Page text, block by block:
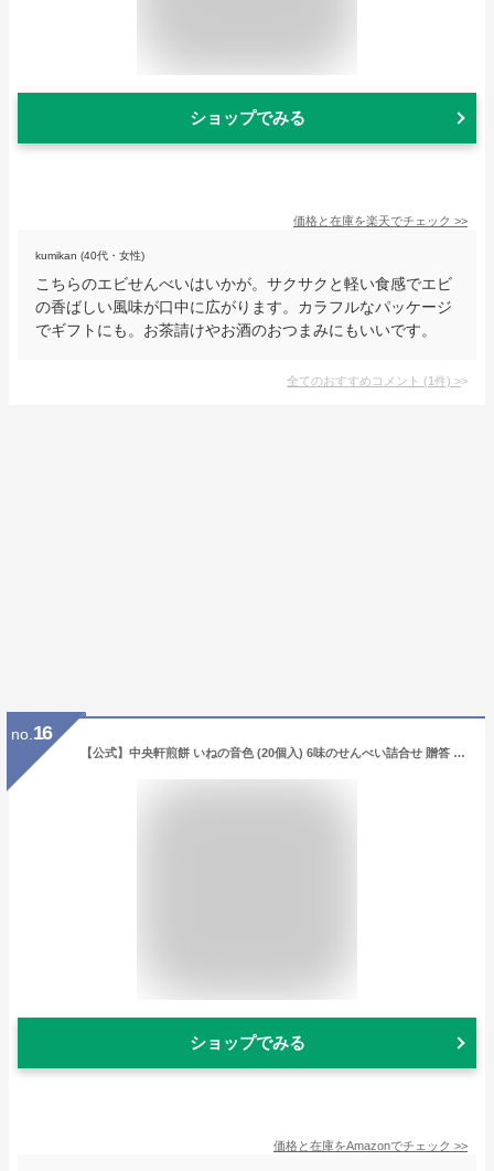
ショップでみる
価格と在庫を楽天でチェック >>
kumikan (40代・女性)
こちらのエビせんべいはいかが。サクサクと軽い食感でエビ
の香ばしい風味が口中に広がります。カラフルなパッケージ
でギフトにも。お茶請けやお酒のおつまみにもいいです。
全てのおすすめコメント (1件) >
no. 16
【公式】中央軒煎餅 いねの音色 (20個入) 6味のせんべい詰合せ 贈答 ギフト お菓子 手土産 個包装 包装済
ショップでみる
価格と在庫をAmazonでチェック >>